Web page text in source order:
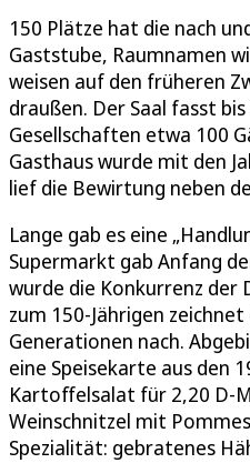
150 Plätze hat die nach
Gaststube, Raumnamen
weisen auf den früheren
draußen. Der Saal fasst
Gesellschaften etwa 100
Gasthaus wurde mit den
lief die Bewirtung neben
Lange gab es eine
Supermarkt gab Anfang
wurde die Konkurrenz der
zum 150-Jährigen
Generationen nach.
eine Speisekarte aus den
Kartoffelsalat für 2,20 D-
Weinschnitzel mit
Spezialität: gebratenes